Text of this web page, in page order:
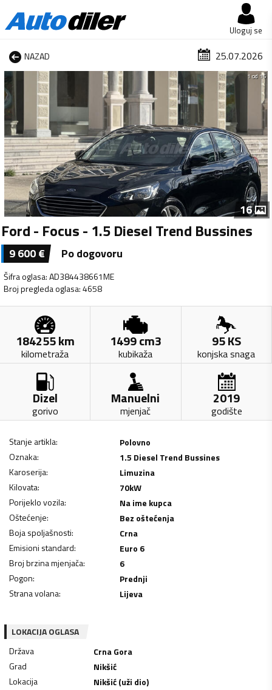
Uloguj se
NAZAD 25.07.2026
1 od 16
16
Ford - Focus - 1.5 Diesel Trend Bussines
9 600€ Po dogovoru
Šifra oglasa:AD384438661ME
Broj pregleda oglasa:4658
184255km
kilometraža
1499cm3
kubikaža
95KS
konjska snaga
Dizel
gorivo
Manuelni
mjenjač
2019
godište
Stanje artikla:
Polovno
Oznaka:
1.5 Diesel Trend Bussines
Karoserija:
Limuzina
Kilovata: 70kW
Porijeklo vozila:
Na ime kupca
Oštećenje:
Bez oštećenja
Boja spoljašnosti:
Crna
Emisioni standard:
Euro 6
Broj brzina mjenjača:
6
Pogon:
Prednji
Strana volana: Lijeva
LOKACIJA OGLASA
Država
Crna Gora
Grad
Nikšić
Lokacija
Nikšić (uži dio)